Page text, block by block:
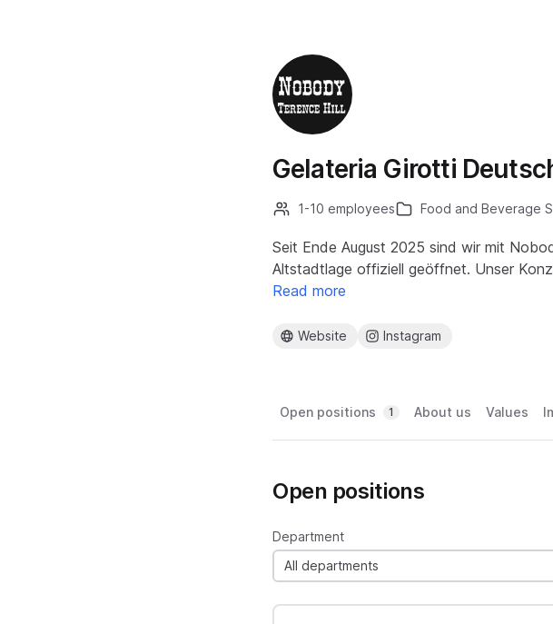
Gelateria Girotti
1-10 employees Food and Beverage
Seit Ende August 2025 sind wir mit
Altstadtlage offiziell geöffnet. Unser
Read more
Website Instagram
Open positions 1 About us Values
Open positions
Department
All departments